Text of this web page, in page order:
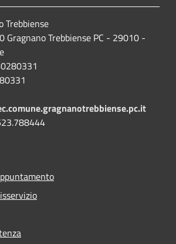
Trebbiense
Gragnano Trebbiense PC - 29010 -